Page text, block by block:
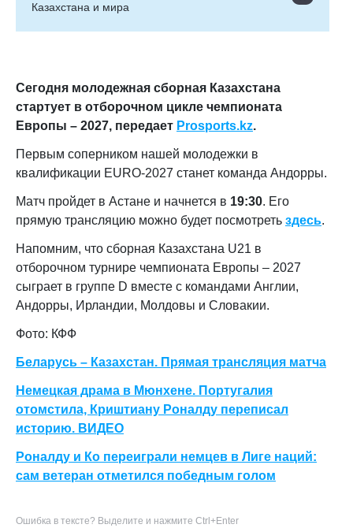
Казахстана и мира
Сегодня молодежная сборная Казахстана
стартует в отборочном цикле чемпионата
Европы – 2027, передает Prosports.kz.
Первым соперником нашей молодежки в
квалификации EURO-2027 станет команда Андорры.
Матч пройдет в Астане и начнется в 19:30. Его
прямую трансляцию можно будет посмотреть здесь.
Напомним, что сборная Казахстана U21 в
отборочном турнире чемпионата Европы – 2027
сыграет в группе D вместе с командами Англии,
Андорры, Ирландии, Молдовы и Словакии.
Фото: КФФ
Беларусь – Казахстан. Прямая трансляция матча
Немецкая драма в Мюнхене. Португалия
отомстила, Криштиану Роналду переписал
историю. ВИДЕО
Роналду и Ко переиграли немцев в Лиге наций:
сам ветеран отметился победным голом
Ошибка в тексте? Выделите и нажмите Ctrl+Enter